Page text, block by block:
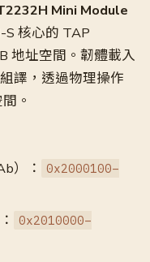
Mini Module
S 核心的 TAP
地址空間。韌體載入
譯，透過物理操作
。
）：
0x2000100–
0x2010000–